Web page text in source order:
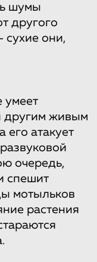
шумы
другого
сухие они,
умеет
другим живым
его атакует
очередь,
спешит
мотыльков
растения